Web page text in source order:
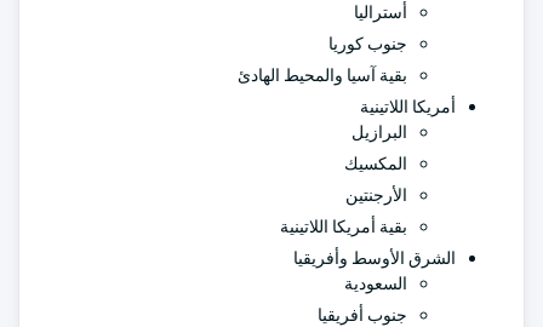
أستراليا
جنوب كوريا
بقية آسيا والمحيط الهادئ
أمريكا اللاتينية
البرازيل
المكسيك
الأرجنتين
بقية أمريكا اللاتينية
الشرق الأوسط وأفريقيا
السعودية
جنوب أفريقيا